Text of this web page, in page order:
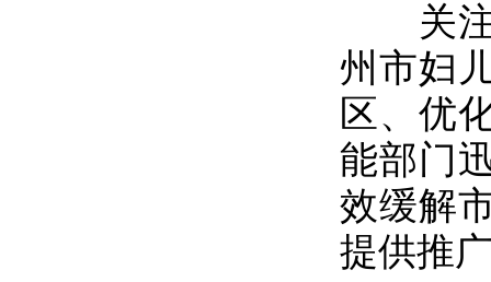
关注
州市妇
区、优
能部门
效缓解
提供推